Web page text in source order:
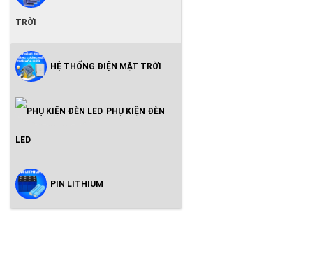
TRỜI
HỆ THỐNG ĐIỆN MẶT TRỜI
Inveter Hòa Lưới Có Lưu Trữ -
PHỤ KIỆN ĐÈN
LED
PIN LITHIUM